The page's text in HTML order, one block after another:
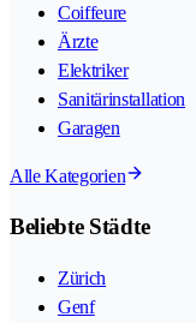
Coiffeure
Ärzte
Elektriker
Sanitärinstallation
Garagen
Alle Kategorien
Beliebte Städte
Zürich
Genf